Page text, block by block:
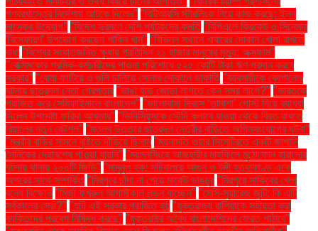
গণবরখাস্তের নির্দেশনা আটকে দিলেন" "বিটিআরসি স্টারলিংক নিয়ে কাজ করছে: ইলন
মাস্কের উদ্যোগ" "বিদেশ ভ্রমণে দেশি পর্যটকদের কমতি "বিপিএলে ক্রিকেট ও সিনেমার
'বিস্ফোরণ' উপভোগ করছেন শাকিব খান" "বিভিন্ন স্থানে খাবারের দোকান খোলা রাখতে
বাধা "বিশ্বের সংঘাতজনিত ক্ষুধায় প্রতিদিন ২১ হাজার মানুষের মৃত্যু: অক্সফাম"
"বেক্সিমকোর শ্রমিক-কর্মচারীদের পাওনা পরিশোধে ৫২৫ কোটি টাকা ঋণ প্রদান করবে
সরকার" "বোমা ফাটিয়ে ও গুলি চালিয়ে সোনার দোকানে ডাকাতি "ব্যবসায়ীকে কোপানোর
ঘটনায় ছাত্রদল নেতা গ্রেপ্তার "ভাঙা হাড় জোড়া লাগতে কেন সময় লাগে?" "ভারতকে
পরাজিত করে সেমিফাইনালে বাংলাদেশ" "ভালোবাসা দিবসে ‘তামাশা’ পোস্ট নিয়ে ব্যাখ্যা
দিলেন উপদেষ্টা ফরিদা আখতার" "ভিনিসিয়ুসকে সৌদি ক্লাবে যাওয়া থেকে বিরত রাখতে
রিয়ালের নতুন কৌশল" "মতলব উত্তরে ছাত্রদল নেত্রীর বাড়িতে অগ্নিসংযোগের ঘটনা"
"মন্ত্রীর বাড়ির সামনে বৃষ্টিতে দাঁড়িয়ে ছিলাম "ময়নামতি ওয়ার সিমেট্রিতে একটি জাপানি
সৈনিকের দেহাবশেষ পাওয়া যায়নি" "ময়মনসিংহে আজহারীর মাহফিলে মুঠোফোন হারানোর
ঘটনায় থানায় ২০০টি জিডি" "মামুনুল হক: সচিবালয়ে আগুন ও টঙ্গী হত্যাকাণ্ড একে
অপরের সাথে সম্পর্কিত "মিরপুরে চাঁদা না পেয়ে মার্কেট ভাঙচুর "মিরপুরে সাকিবের খেলা
বন্ধে বিক্ষোভ "মির্জা ফখরুল আগামীকাল লন্ডন যাচ্ছেন" "মেসি-সুয়ারেজ জুটি: কি এটি
সর্বকালের সেরা?" "যদি এই সরকার পরাজিত হয় "যুক্তরাজ্য রাশিয়াকে সহায়তা করা
ব্যক্তিদের প্রবেশ নিষিদ্ধ করছে" "যুক্তরাষ্ট্র অবৈধ বাংলাদেশিদের ফেরত পাঠাবে"